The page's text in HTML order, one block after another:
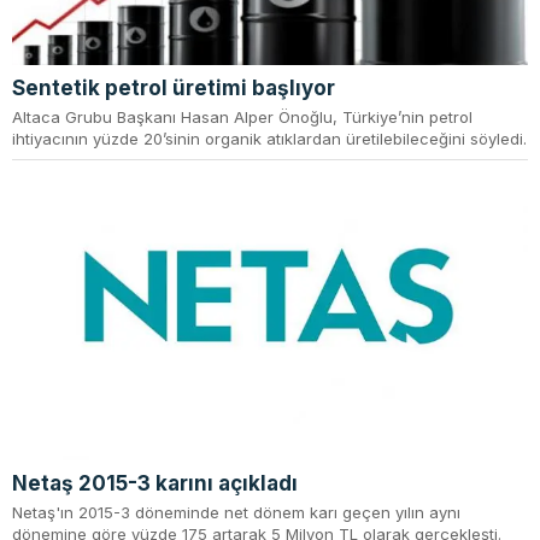
Sentetik petrol üretimi başlıyor
Altaca Grubu Başkanı Hasan Alper Önoğlu, Türkiye’nin petrol
ihtiyacının yüzde 20’sinin organik atıklardan üretilebileceğini söyledi.
Netaş 2015-3 karını açıkladı
Netaş'ın 2015-3 döneminde net dönem karı geçen yılın aynı
dönemine göre yüzde 175 artarak 5 Milyon TL olarak gerçekleşti.